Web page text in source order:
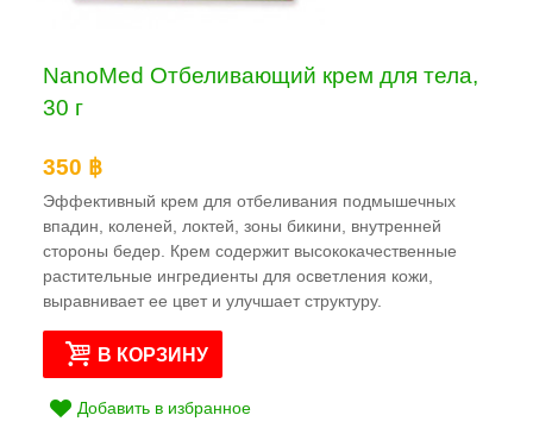
NanoMed Отбеливающий крем для тела,
30 г
350 ฿
Эффективный крем для отбеливания подмышечных
впадин, коленей, локтей, зоны бикини, внутренней
стороны бедер. Крем содержит высококачественные
растительные ингредиенты для осветления кожи,
выравнивает ее цвет и улучшает структуру.
В КОРЗИНУ
Добавить в избранное